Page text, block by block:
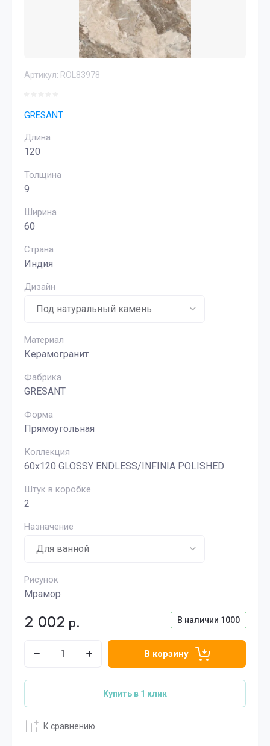
Артикул: ROL83978
GRESANT
Длина
120
Толщина
9
Ширина
60
Страна
Индия
Дизайн
Материал
Керамогранит
Фабрика
GRESANT
Форма
Прямоугольная
Коллекция
60x120 GLOSSY ENDLESS/INFINIA POLISHED
Штук в коробке
2
Назначение
Рисунок
Мрамор
В наличии 1000
2 002 р.
В корзину
Купить в 1 клик
К сравнению